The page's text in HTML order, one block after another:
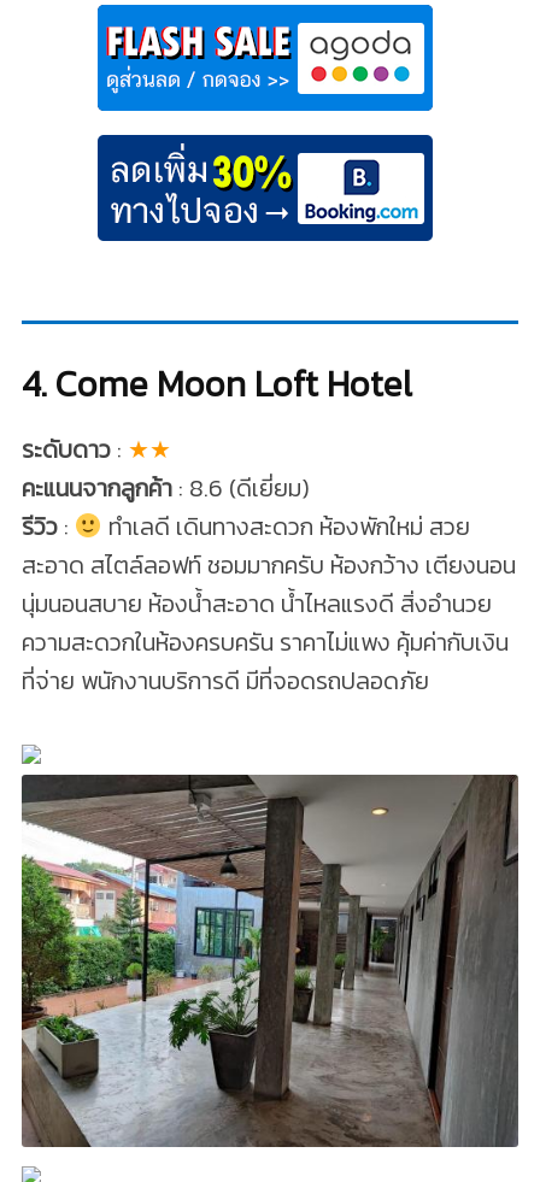
4. Come Moon Loft Hotel
ระดับดาว: ★★
คะแนนจากลูกค้า: 8.6 (ดีเยี่ยม)
รีวิว:
ทำเลดี เดินทางสะดวก ห้องพักใหม่ สวย
สะอาด สไตล์ลอฟท์ ชอมมากครับ ห้องกว้าง เตียงนอน
นุ่มนอนสบาย ห้องน้ำสะอาด น้ำไหลแรงดี สิ่งอำนวย
ความสะดวกในห้องครบครัน ราคาไม่แพง คุ้มค่ากับเงิน
ที่จ่าย พนักงานบริการดี มีที่จอดรถปลอดภัย